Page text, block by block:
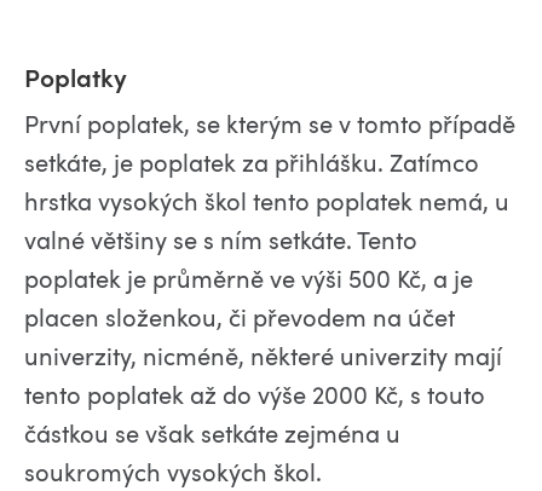
Poplatky
První poplatek, se kterým se v tomto případě
setkáte, je poplatek za přihlášku. Zatímco
hrstka vysokých škol tento poplatek nemá, u
valné většiny se s ním setkáte. Tento
poplatek je průměrně ve výši 500 Kč, a je
placen složenkou, či převodem na účet
univerzity, nicméně, některé univerzity mají
tento poplatek až do výše 2000 Kč, s touto
částkou se však setkáte zejména u
soukromých vysokých škol.